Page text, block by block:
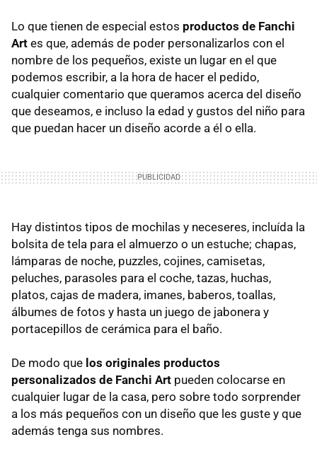
Lo que tienen de especial estos productos de Fanchi
Art es que, además de poder personalizarlos con el
nombre de los pequeños, existe un lugar en el que
podemos escribir, a la hora de hacer el pedido,
cualquier comentario que queramos acerca del diseño
que deseamos, e incluso la edad y gustos del niño para
que puedan hacer un diseño acorde a él o ella.
Hay distintos tipos de mochilas y neceseres, incluída la
bolsita de tela para el almuerzo o un estuche; chapas,
lámparas de noche, puzzles, cojines, camisetas,
peluches, parasoles para el coche, tazas, huchas,
platos, cajas de madera, imanes, baberos, toallas,
álbumes de fotos y hasta un juego de jabonera y
portacepillos de cerámica para el baño.
De modo que los originales productos
personalizados de Fanchi Art pueden colocarse en
cualquier lugar de la casa, pero sobre todo sorprender
a los más pequeños con un diseño que les guste y que
además tenga sus nombres.